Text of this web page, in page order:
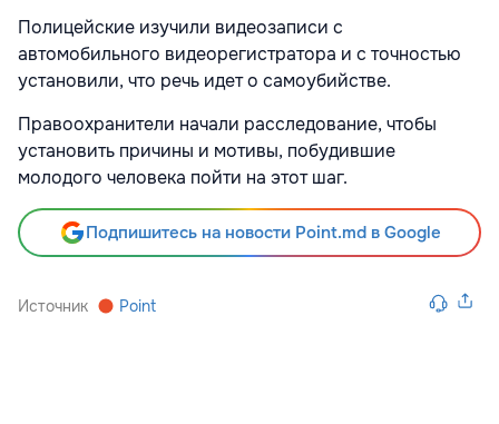
Полицейские изучили видеозаписи с
автомобильного видеорегистратора и с точностью
установили, что речь идет о самоубийстве.
Правоохранители начали расследование, чтобы
установить причины и мотивы, побудившие
молодого человека пойти на этот шаг.
Подпишитесь на новости Point.md в Google
Источник Point